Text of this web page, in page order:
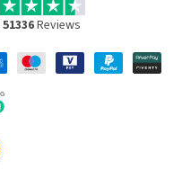
51336Reviews